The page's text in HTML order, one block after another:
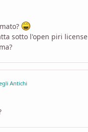
sotto l'open piri license
Antichi